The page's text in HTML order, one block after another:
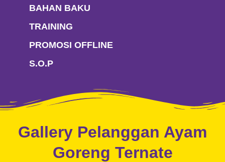
BAHAN BAKU
TRAINING
PROMOSI OFFLINE
S.O.P
Gallery Pelanggan Ayam
Goreng Ternate